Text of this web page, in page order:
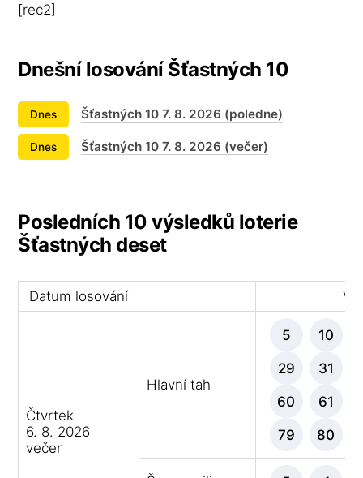
[rec2]
Dnešní losování Šťastných 10
Dnes Šťastných 10 7. 8. 2026 (poledne)
Dnes Šťastných 10 7. 8. 2026 (večer)
Posledních 10 výsledků loterie
Šťastných deset
Datum losování
Čtvrtek
6. 8. 2026
večer
Hlavní tah
5 10
29 31
60 61
79 80